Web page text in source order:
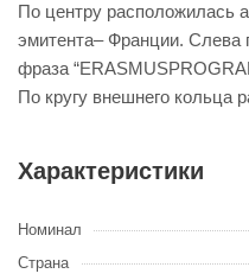
По центру расположилась
эмитента– Франции. Слева
фраза
По кругу внешнего кольца
Характеристики
Номинал
Страна